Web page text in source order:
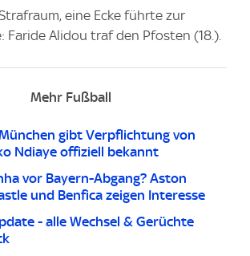
eine Ecke führte zur
Faride Alidou traf den Pfosten (18.).
Mehr Fußball
gibt Verpflichtung von
Ndiaye offiziell bekannt
vor Bayern-Abgang? Aston
und Benfica zeigen Interesse
- alle Wechsel & Gerüchte